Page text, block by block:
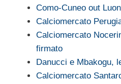
Como-Cuneo out
Calciomercato
Calciomercato
firmato
Danucci e Mbakogu,
Calciomercato